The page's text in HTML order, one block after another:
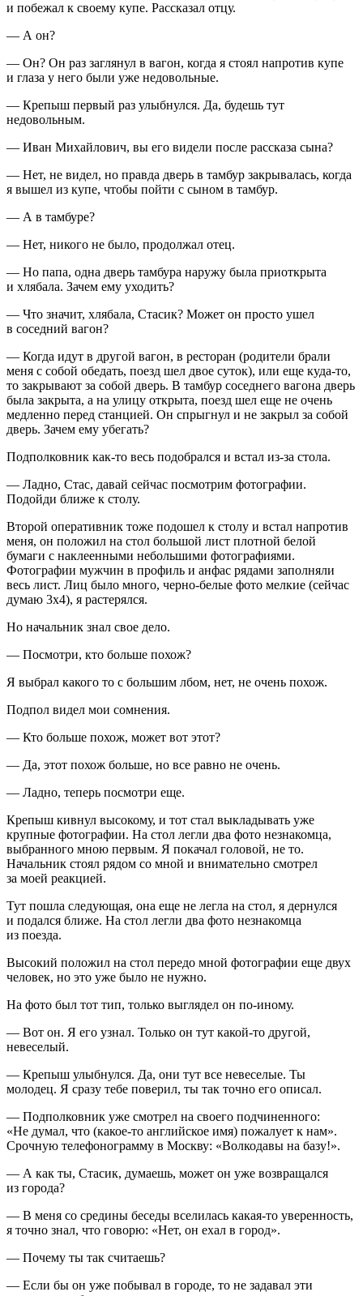
и побежал к своему купе. Рассказал отцу.
— А он?
— Он? Он раз заглянул в вагон, когда я стоял напротив купе
и глаза у него были уже недовольные.
— Крепыш первый раз улыбнулся. Да, будешь тут
недовольным.
— Иван Михайлович, вы его видели после рассказа сына?
— Нет, не видел, но правда дверь в тамбур закрывалась, когда
я вышел из купе, чтобы пойти с сыном в тамбур.
— А в тамбуре?
— Нет, никого не было, продолжал отец.
— Но папа, одна дверь тамбура наружу была приоткрыта
и хлябала. Зачем ему уходить?
— Что значит, хлябала, Стасик? Может он просто ушел
в соседний вагон?
— Когда идут в другой вагон, в ресторан (родители брали
меня с собой обедать, поезд шел двое суток), или еще куда-то,
то закрывают за собой дверь. В тамбур соседнего вагона дверь
была закрыта, а на улицу открыта, поезд шел еще не очень
медленно перед станцией. Он спрыгнул и не закрыл за собой
дверь. Зачем ему убегать?
Подполковник как-то весь подобрался и встал из-за стола.
— Ладно, Стас, давай сейчас посмотрим фотографии.
Подойди ближе к столу.
Второй оперативник тоже подошел к столу и встал напротив
меня, он положил на стол большой лист плотной белой
бумаги с наклеенными небольшими фотографиями.
Фотографии мужчин в профиль и анфас рядами заполняли
весь лист. Лиц было много, черно-белые фото мелкие (сейчас
думаю 3х4), я растерялся.
Но начальник знал свое дело.
— Посмотри, кто больше похож?
Я выбрал какого то с большим лбом, нет, не очень похож.
Подпол видел мои сомнения.
— Кто больше похож, может вот этот?
— Да, этот похож больше, но все равно не очень.
— Ладно, теперь посмотри еще.
Крепыш кивнул высокому, и тот стал выкладывать уже
крупные фотографии. На стол легли два фото незнакомца,
выбранного мною первым. Я покачал головой, не то.
Начальник стоял рядом со мной и внимательно смотрел
за моей реакцией.
Тут пошла следующая, она еще не легла на стол, я дернулся
и подался ближе. На стол легли два фото незнакомца
из поезда.
Высокий положил на стол передо мной фотографии еще двух
человек, но это уже было не нужно.
На фото был тот тип, только выглядел он по-иному.
— Вот он. Я его узнал. Только он тут какой-то другой,
невеселый.
— Крепыш улыбнулся. Да, они тут все невеселые. Ты
молодец. Я сразу тебе поверил, ты так точно его описал.
— Подполковник уже смотрел на своего подчиненного:
«Не думал, что (какое-то английское имя) пожалует к нам».
Срочную телефонограмму в Москву: «Волкодавы на базу!».
— А как ты, Стасик, думаешь, может он уже возвращался
из города?
— В меня со средины беседы вселилась какая-то уверенность,
я точно знал, что говорю: «Нет, он ехал в город».
— Почему ты так считаешь?
— Если бы он уже побывал в городе, то не задавал эти